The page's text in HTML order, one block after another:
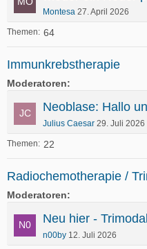
Themen 64
Montesa 27. April 2026
Immunkrebstherapie
Moderatoren
Themen 22
Neoblase: Hallo
Julius Caesar 29. Juli 2026
Radiochemotherapie /
Moderatoren
Neu hier -
n00by 12. Juli 2026